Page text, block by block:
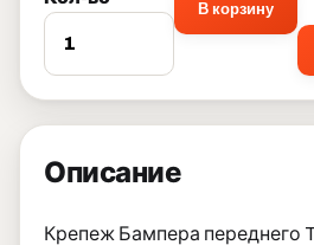
В корзину
Описание
Крепеж Бампера переднего